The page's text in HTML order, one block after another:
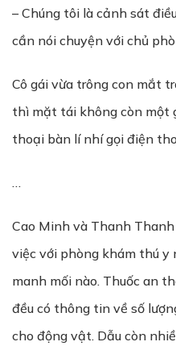
– Chúng tôi là cảnh sát
cần nói chuyện với chủ
Cô gái vừa trông con mắt
thì mặt tái không còn một
thoại bàn lí nhí gọi điện
…
Cao Minh và Thanh
việc với phòng khám thú y
manh mối nào. Thuốc an
đều có thông tin về số
cho động vật. Dẫu còn